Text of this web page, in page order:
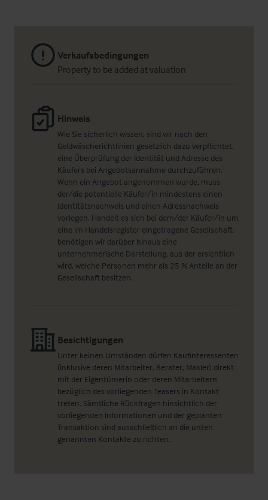
Verkaufsbedingungen
Property to be added at valuation
Hinweis
Wie Sie sicherlich wissen, sind wir nach den
Geldwäscherichtlinien gesetzlich dazu verpflichtet,
eine Überprüfung der Identität und Adresse des
Käufers bei Angebotsannahme durchzuführen.
Wenn ein Angebot angenommen wurde, muss
der/die potentielle Käufer/in mindestens einen
Identitätsnachweis und einen Adressnachweis
vorlegen. Handelt es sich bei dem/der Käufer/in um
eine im Handelsregister eingetragene Gesellschaft,
benötigen wir darüber hinaus eine
unternehmerische Darstellung, aus der ersichtlich
wird, welche Personen mehr als 25 % Anteile an der
Gesellschaft besitzen.
Besichtigungen
Unter keinen Umständen dürfen Kaufinteressenten
(inklusive deren Mitarbeiter, Berater, Makler) direkt
mit der Eigentümerin oder deren Mitarbeitern
bezüglich des vorliegenden Teasers in Kontakt
treten. Sämtliche Rückfragen hinsichtlich der
vorliegenden Informationen und der geplanten
Transaktion sind ausschließlich an die unten
genannten Kontakte zu richten.